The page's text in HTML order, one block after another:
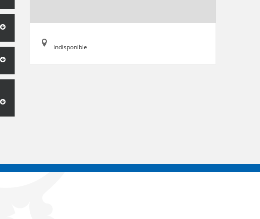
indisponible